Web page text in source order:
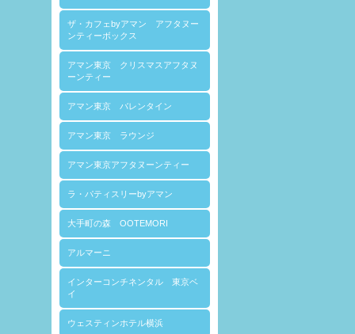
ザ・カフェbyアマン アフタヌー
ンティーボックス
アマン東京 クリスマスアフタヌ
ーンティー
アマン東京 バレンタイン
アマン東京 ラウンジ
アマン東京アフタヌーンティー
ラ・パティスリーbyアマン
大手町の森 OOTEMORI
アルマーニ
インターコンチネンタル 東京ベ
イ
ウェスティンホテル横浜